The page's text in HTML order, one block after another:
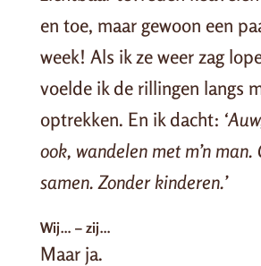
en toe, maar gewoon een
week! Als ik ze weer zag
voelde ik de rillingen langs
optrekken. En ik dacht:
ook, wandelen met m’n man.
samen. Zonder kinderen.’
Wij… – zij…
Maar ja.